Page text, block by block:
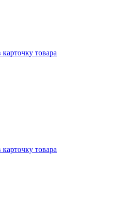
товара
товара